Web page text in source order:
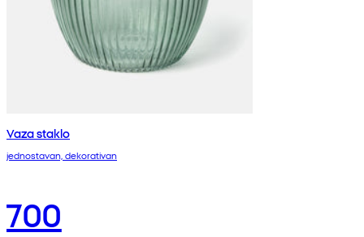
Vaza staklo
jednostavan, dekorativan
700